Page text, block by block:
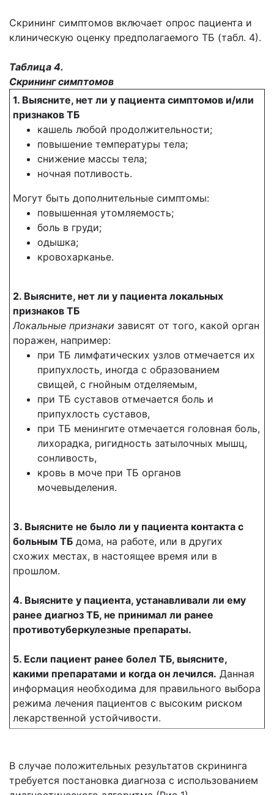
Скрининг симптомов включает опрос пациента и
клиническую оценку предполагаемого ТБ (табл. 4).
Таблица 4.
Скрининг симптомов
1. Выясните, нет ли у пациента симптомов и/или
признаков ТБ
кашель любой продолжительности;
повышение температуры тела;
снижение массы тела;
ночная потливость.
Могут быть дополнительные симптомы:
повышенная утомляемость;
боль в груди;
одышка;
кровохарканье.
2. Выясните, нет ли у пациента локальных
признаков ТБ
Локальные признаки зависят от того, какой орган
поражен, например:
при ТБ лимфатических узлов отмечается их
припухлость, иногда с образованием
свищей, с гнойным отделяемым,
при ТБ суставов отмечается боль и
припухлость суставов,
при ТБ менингите отмечается головная боль,
лихорадка, ригидность затылочных мышц,
сонливость,
кровь в моче при ТБ органов
мочевыделения.
3. Выясните не было ли у пациента контакта с
больным ТБ дома, на работе, или в других
схожих местах, в настоящее время или в
прошлом.
4. Выясните у пациента, устанавливали ли ему
ранее диагноз ТБ, не принимал ли ранее
противотуберкулезные препараты.
5. Если пациент ранее болел ТБ, выясните,
какими препаратами и когда он лечился. Данная
информация необходима для правильного выбора
режима лечения пациентов с высоким риском
лекарственной устойчивости.
В случае положительных результатов скрининга
требуется постановка диагноза с использованием